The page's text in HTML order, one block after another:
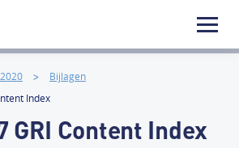
Bijlagen
Index
GRI Content Index